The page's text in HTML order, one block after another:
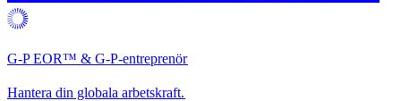
G-P EOR™ & G-P-entreprenör​​
Hantera din globala arbetskraft.​​